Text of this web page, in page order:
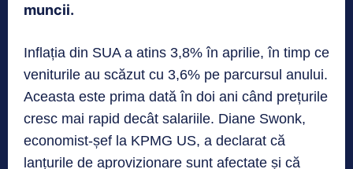
muncii.
Inflația din SUA a atins 3,8% în aprilie, în timp ce
veniturile au scăzut cu 3,6% pe parcursul anului.
Aceasta este prima dată în doi ani când prețurile
cresc mai rapid decât salariile. Diane Swonk,
economist-șef la KPMG US, a declarat că
lanțurile de aprovizionare sunt afectate și că